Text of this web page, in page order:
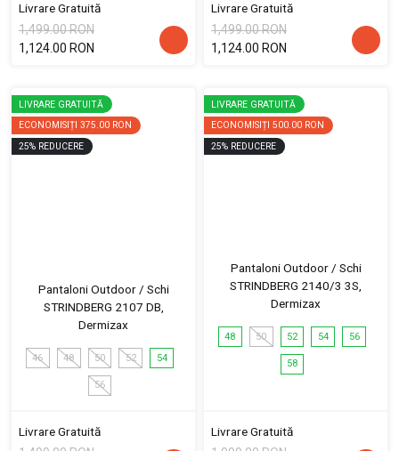
Livrare Gratuită
1,499.00 RON
1,124.00 RON
Livrare Gratuită
1,499.00 RON
1,124.00 RON
LIVRARE GRATUITĂ
ECONOMISIȚI 375.00 RON
25% REDUCERE
Pantaloni Outdoor / Schi
STRINDBERG 2107 DB,
Dermizax
46 48 50 52 54
56
Livrare Gratuită
LIVRARE GRATUITĂ
ECONOMISIȚI 500.00 RON
25% REDUCERE
Pantaloni Outdoor / Schi
STRINDBERG 2140/3 3S,
Dermizax
48 50 52 54 56
58
Livrare Gratuită